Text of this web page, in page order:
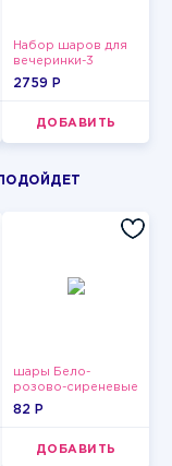
Набор шаров для
вечеринки-3
2759 P
ДОБАВИТЬ
шары Бело-
розово-сиреневые
пастельные
82 P
ДОБАВИТЬ